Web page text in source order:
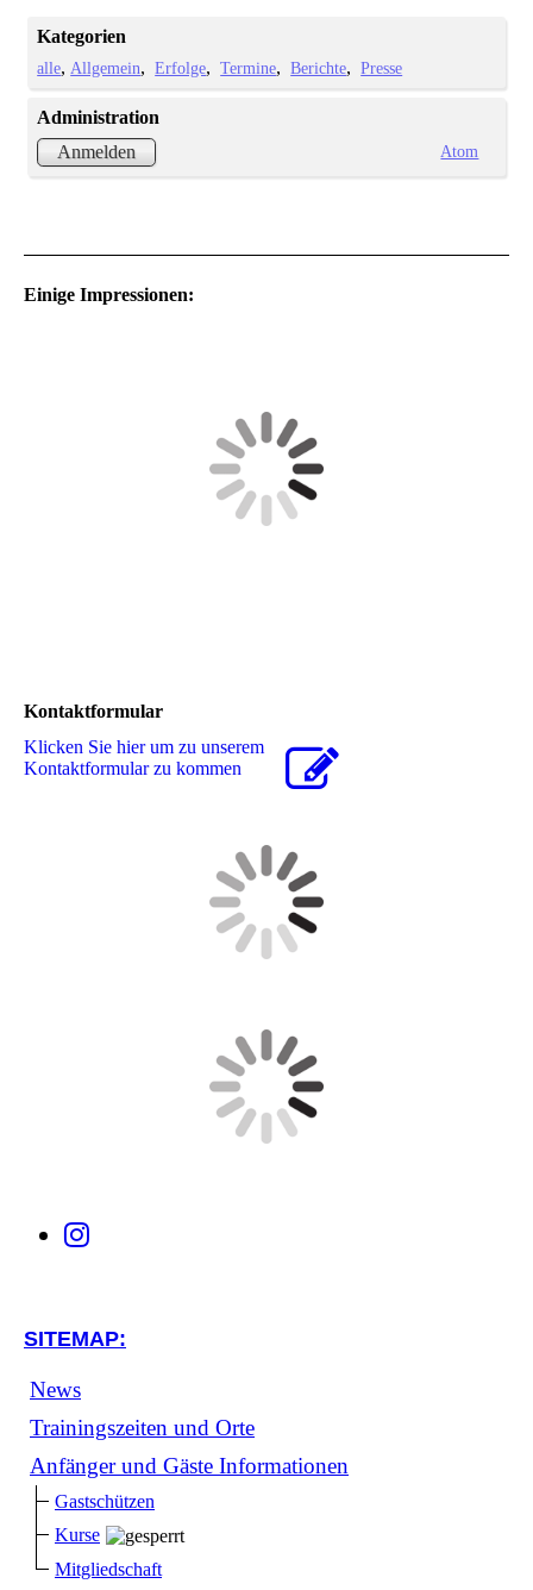
Kategorien
alle Allgemein Erfolge Termine Berichte Presse
Administration
Anmelden
Atom
Einige Impressionen:
Kontaktformular
Klicken Sie hier um zu unserem
Kon­takt­for­mu­lar zu kommen
SITEMAP:
News
Trainingszeiten und Orte
Anfänger und Gäste Informationen
Gastschützen
Kurse
Mitgliedschaft